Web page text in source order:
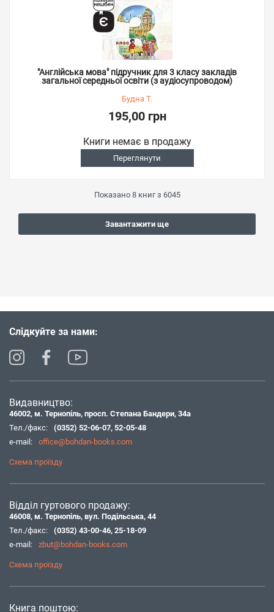
"Англійська мова" підручник для 3 класу закладів
загальної середньої освіти (з аудіосупроводом)
Будна Т.
195,00 грн
Книги немає в продажу
Переглянути
Показано 8книг з 6045
Завантажити ще
Слідкуйте за нами:
Видавництво:
46002, м. Тернопіль, просп. Степана Бандери, 34а
Тел./факс:
(0352) 52-06-07, 52-05-48
e-mail:
office@bohdan-books.com
Схема проїзду
Відділ гуртового продажу:
46008, м. Тернопіль, вул. Подільська, 44
Тел./факс:
(0352) 43-00-46, 25-18-09
e-mail:
zbut@bohdan-books.com
Схема проїзду
Книга поштою: